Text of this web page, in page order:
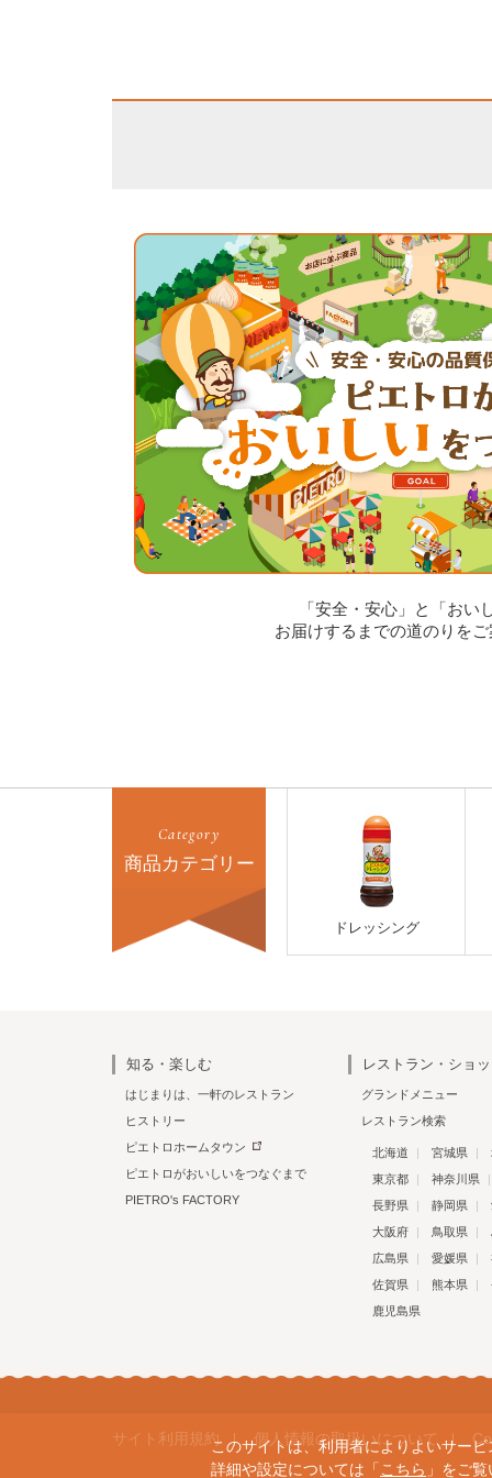
「安全・安心」と「おい
お届けするまでの道のりを
Category
商品カテゴリー
ドレッシング
知る・楽しむ
はじまりは、一軒のレストラン
ヒストリー
ピエトロホームタウン
ピエトロがおいしいをつなぐまで
PIETRO's FACTORY
レストラン・ショ
グランドメニュー
レストラン検索
北海道 宮城県
東京都
神奈川県
長野県
静岡県
大阪府
鳥取県
広島県
愛媛県
佐賀県
熊本県
鹿児島県
サイト利用規約 個人情報の取扱いについて
このサイトは、利用者によりよいサー
詳細や設定については「 こちら 」をご